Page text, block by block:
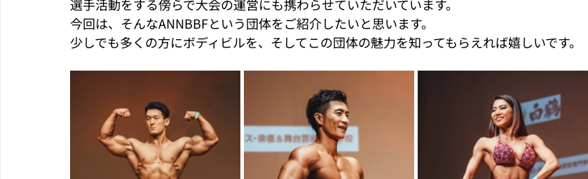
選手活動をする傍らで大会の運営にも携わらせていただいています。
今回は、そんなANNBBFという団体をご紹介したいと思います。
少しでも多くの方にボディビルを、そしてこの団体の魅力を知ってもらえれば嬉しいです。